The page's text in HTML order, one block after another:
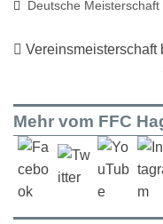
Deutsche Meisterschaft
Vereinsmeisterschaft
Mehr vom FFC